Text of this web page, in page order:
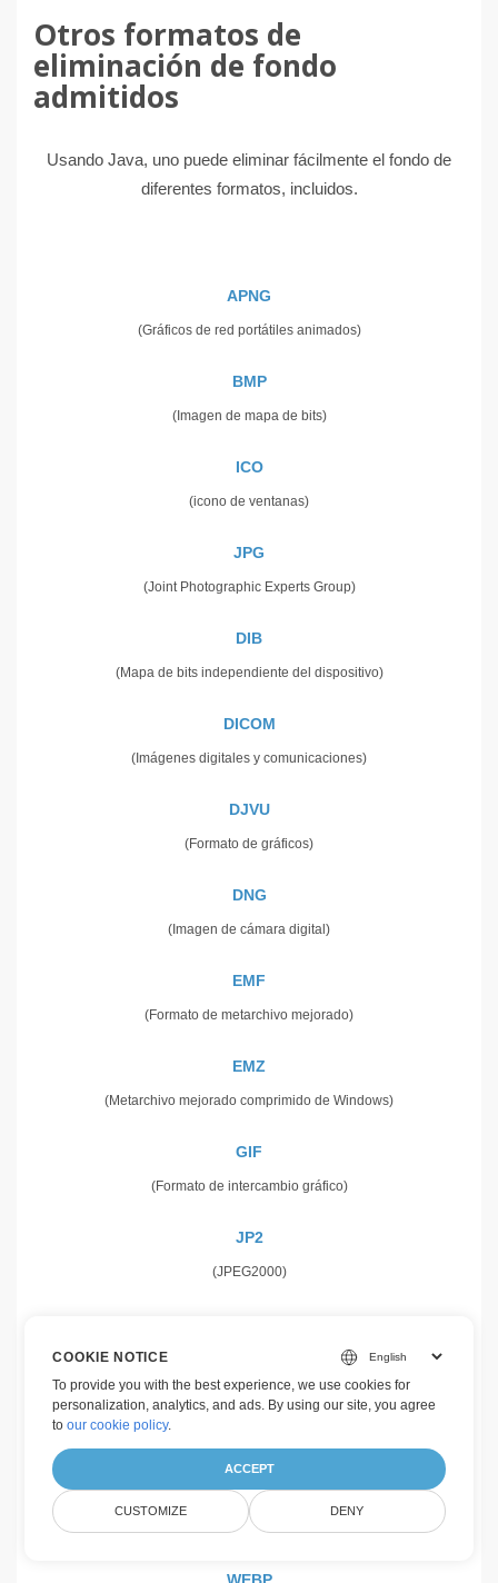
Otros formatos de
eliminación de fondo
admitidos
Usando Java, uno puede eliminar fácilmente el fondo de
diferentes formatos, incluidos.
APNG
(Gráficos de red portátiles animados)
BMP
(Imagen de mapa de bits)
ICO
(icono de ventanas)
JPG
(Joint Photographic Experts Group)
DIB
(Mapa de bits independiente del dispositivo)
DICOM
(Imágenes digitales y comunicaciones)
DJVU
(Formato de gráficos)
DNG
(Imagen de cámara digital)
EMF
(Formato de metarchivo mejorado)
EMZ
(Metarchivo mejorado comprimido de Windows)
GIF
(Formato de intercambio gráfico)
JP2
(JPEG2000)
(Imagen comprimida Wavelet)
PNG
TIFF
(Formato de imagen etiquetada)
WEBP
COOKIE NOTICE
To provide you with the best experience, we use cookies for
personalization, analytics, and ads. By using our site, you agree
toour cookie policy.
ACCEPT
CUSTOMIZE DENY